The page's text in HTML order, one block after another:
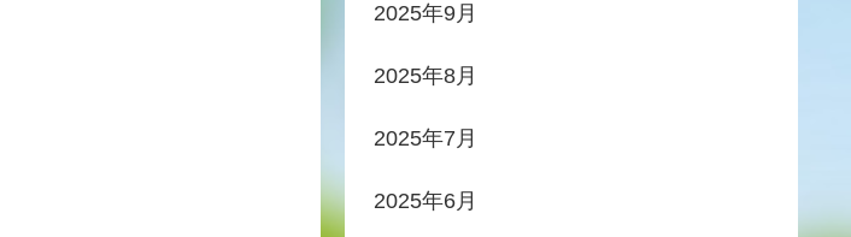
2025年9月
2025年8月
2025年7月
2025年6月